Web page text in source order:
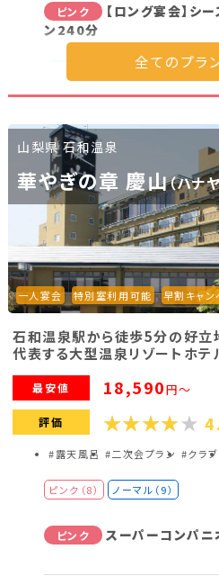
ピンク
【ロング宴会】シ
ン240分
ノーマルコンパ
ノーマル
【ロング宴会】ノ
240分
プラン詳
山梨県 石和温泉
華やぎの章 慶山（ハナ
一人宴会 特別室利用可能 早割キャン
石和温泉駅から徒歩5分の好立
代表する大型温泉リゾートホテ
最安値 18,590円～
評価
#露天風呂 #二次会プラン #クラブ
ピンク（8） ノーマル（9）
ピンク
スーパーコンパ